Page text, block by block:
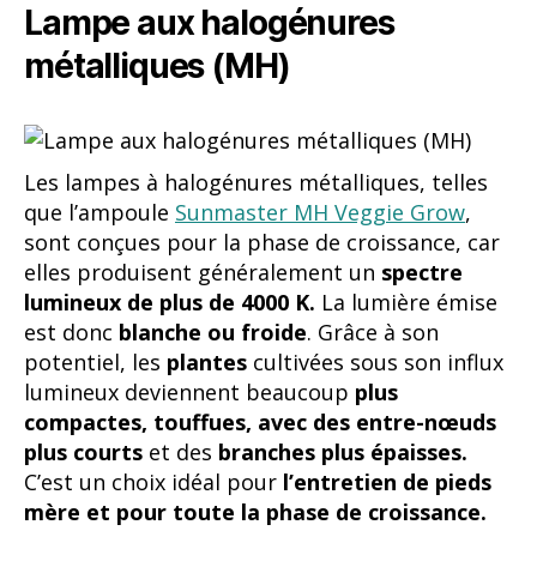
Lampe aux halogénures
métalliques (MH)
Les lampes à halogénures métalliques, telles
que l’ampoule Sunmaster MH Veggie Grow,
sont conçues pour la phase de croissance, car
elles produisent généralement un spectre
lumineux de plus de 4000 K. La lumière émise
est donc blanche ou froide. Grâce à son
potentiel, les plantes cultivées sous son influx
lumineux deviennent beaucoup plus
compactes, touffues, avec des entre-nœuds
plus courts et des branches plus épaisses.
C’est un choix idéal pour l’entretien de pieds
mère et pour toute la phase de croissance.